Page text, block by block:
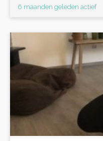
6 maanden geleden actief